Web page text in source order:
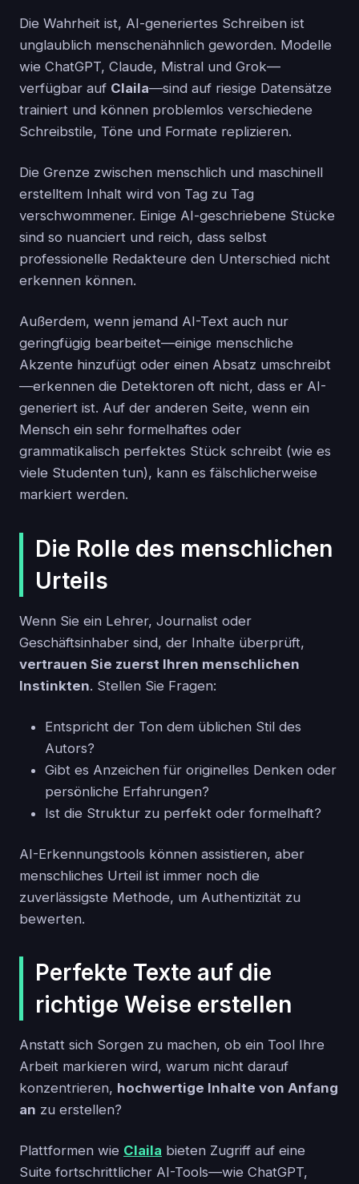
Die Wahrheit ist, AI-generiertes Schreiben ist
unglaublich menschenähnlich geworden. Modelle
wie ChatGPT, Claude, Mistral und Grok—
verfügbar auf Claila—sind auf riesige Datensätze
trainiert und können problemlos verschiedene
Schreibstile, Töne und Formate replizieren.
Die Grenze zwischen menschlich und maschinell
erstelltem Inhalt wird von Tag zu Tag
verschwommener. Einige AI-geschriebene Stücke
sind so nuanciert und reich, dass selbst
professionelle Redakteure den Unterschied nicht
erkennen können.
Außerdem, wenn jemand AI-Text auch nur
geringfügig bearbeitet—einige menschliche
Akzente hinzufügt oder einen Absatz umschreibt
—erkennen die Detektoren oft nicht, dass er AI-
generiert ist. Auf der anderen Seite, wenn ein
Mensch ein sehr formelhaftes oder
grammatikalisch perfektes Stück schreibt (wie es
viele Studenten tun), kann es fälschlicherweise
markiert werden.
Die Rolle des menschlichen
Urteils
Wenn Sie ein Lehrer, Journalist oder
Geschäftsinhaber sind, der Inhalte überprüft,
vertrauen Sie zuerst Ihren menschlichen
Instinkten. Stellen Sie Fragen:
Entspricht der Ton dem üblichen Stil des
Autors?
Gibt es Anzeichen für originelles Denken oder
persönliche Erfahrungen?
Ist die Struktur zu perfekt oder formelhaft?
AI-Erkennungstools können assistieren, aber
menschliches Urteil ist immer noch die
zuverlässigste Methode, um Authentizität zu
bewerten.
Perfekte Texte auf die
richtige Weise erstellen
Anstatt sich Sorgen zu machen, ob ein Tool Ihre
Arbeit markieren wird, warum nicht darauf
konzentrieren, hochwertige Inhalte von Anfang
an zu erstellen?
Plattformen wie Claila bieten Zugriff auf eine
Suite fortschrittlicher AI-Tools—wie ChatGPT,